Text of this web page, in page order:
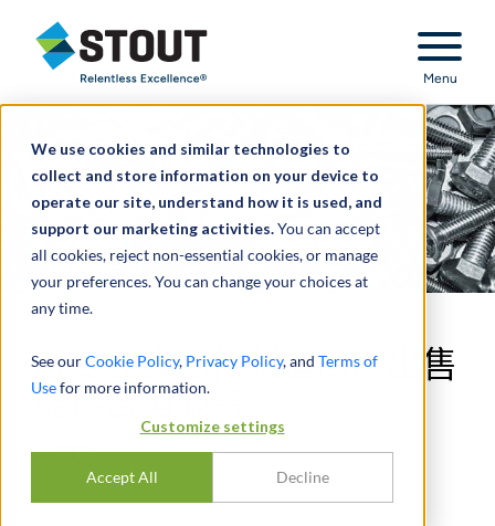
We use cookies and similar technologies to
collect and store information on your device to
operate our site, understand how it is used, and
support our marketing activities.You can accept
all cookies, reject non-essential cookies, or manage
your preferences. You can change your choices at
any time.
See ourCookie Policy, Privacy Policy, and Terms of
Usefor more information.
Customize settings
Accept All Decline
Stout Relentless Excellence
Menu
就专业紧固件制造商的出售
提供咨询服务